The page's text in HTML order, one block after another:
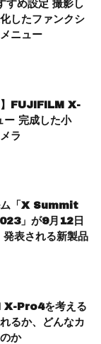
すめ設定 撮影し
したファンクシ
ニュー
】FUJIFILM X-
完成した小
ラ
ム「X Summit
」が9月12日
発表される新製品
Pro4を考える
るか、どんなカ
か